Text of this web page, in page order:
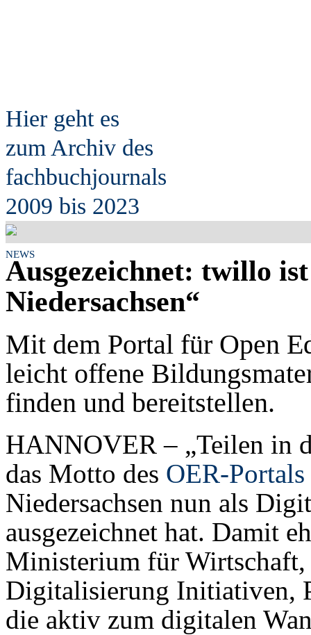
Hier geht es
zum Archiv des
fachbuchjournals
2009 bis 2023
NEWS
Ausgezeichnet: twillo
Niedersachsen“
Mit dem Portal für Open
leicht offene
finden und bereitstellen.
HANNOVER – „Teilen in
das Motto des OER-
Niedersachsen nun als
ausgezeichnet hat. Damit
Ministerium für
Digitalisierung Initiativen,
die aktiv zum digitalen